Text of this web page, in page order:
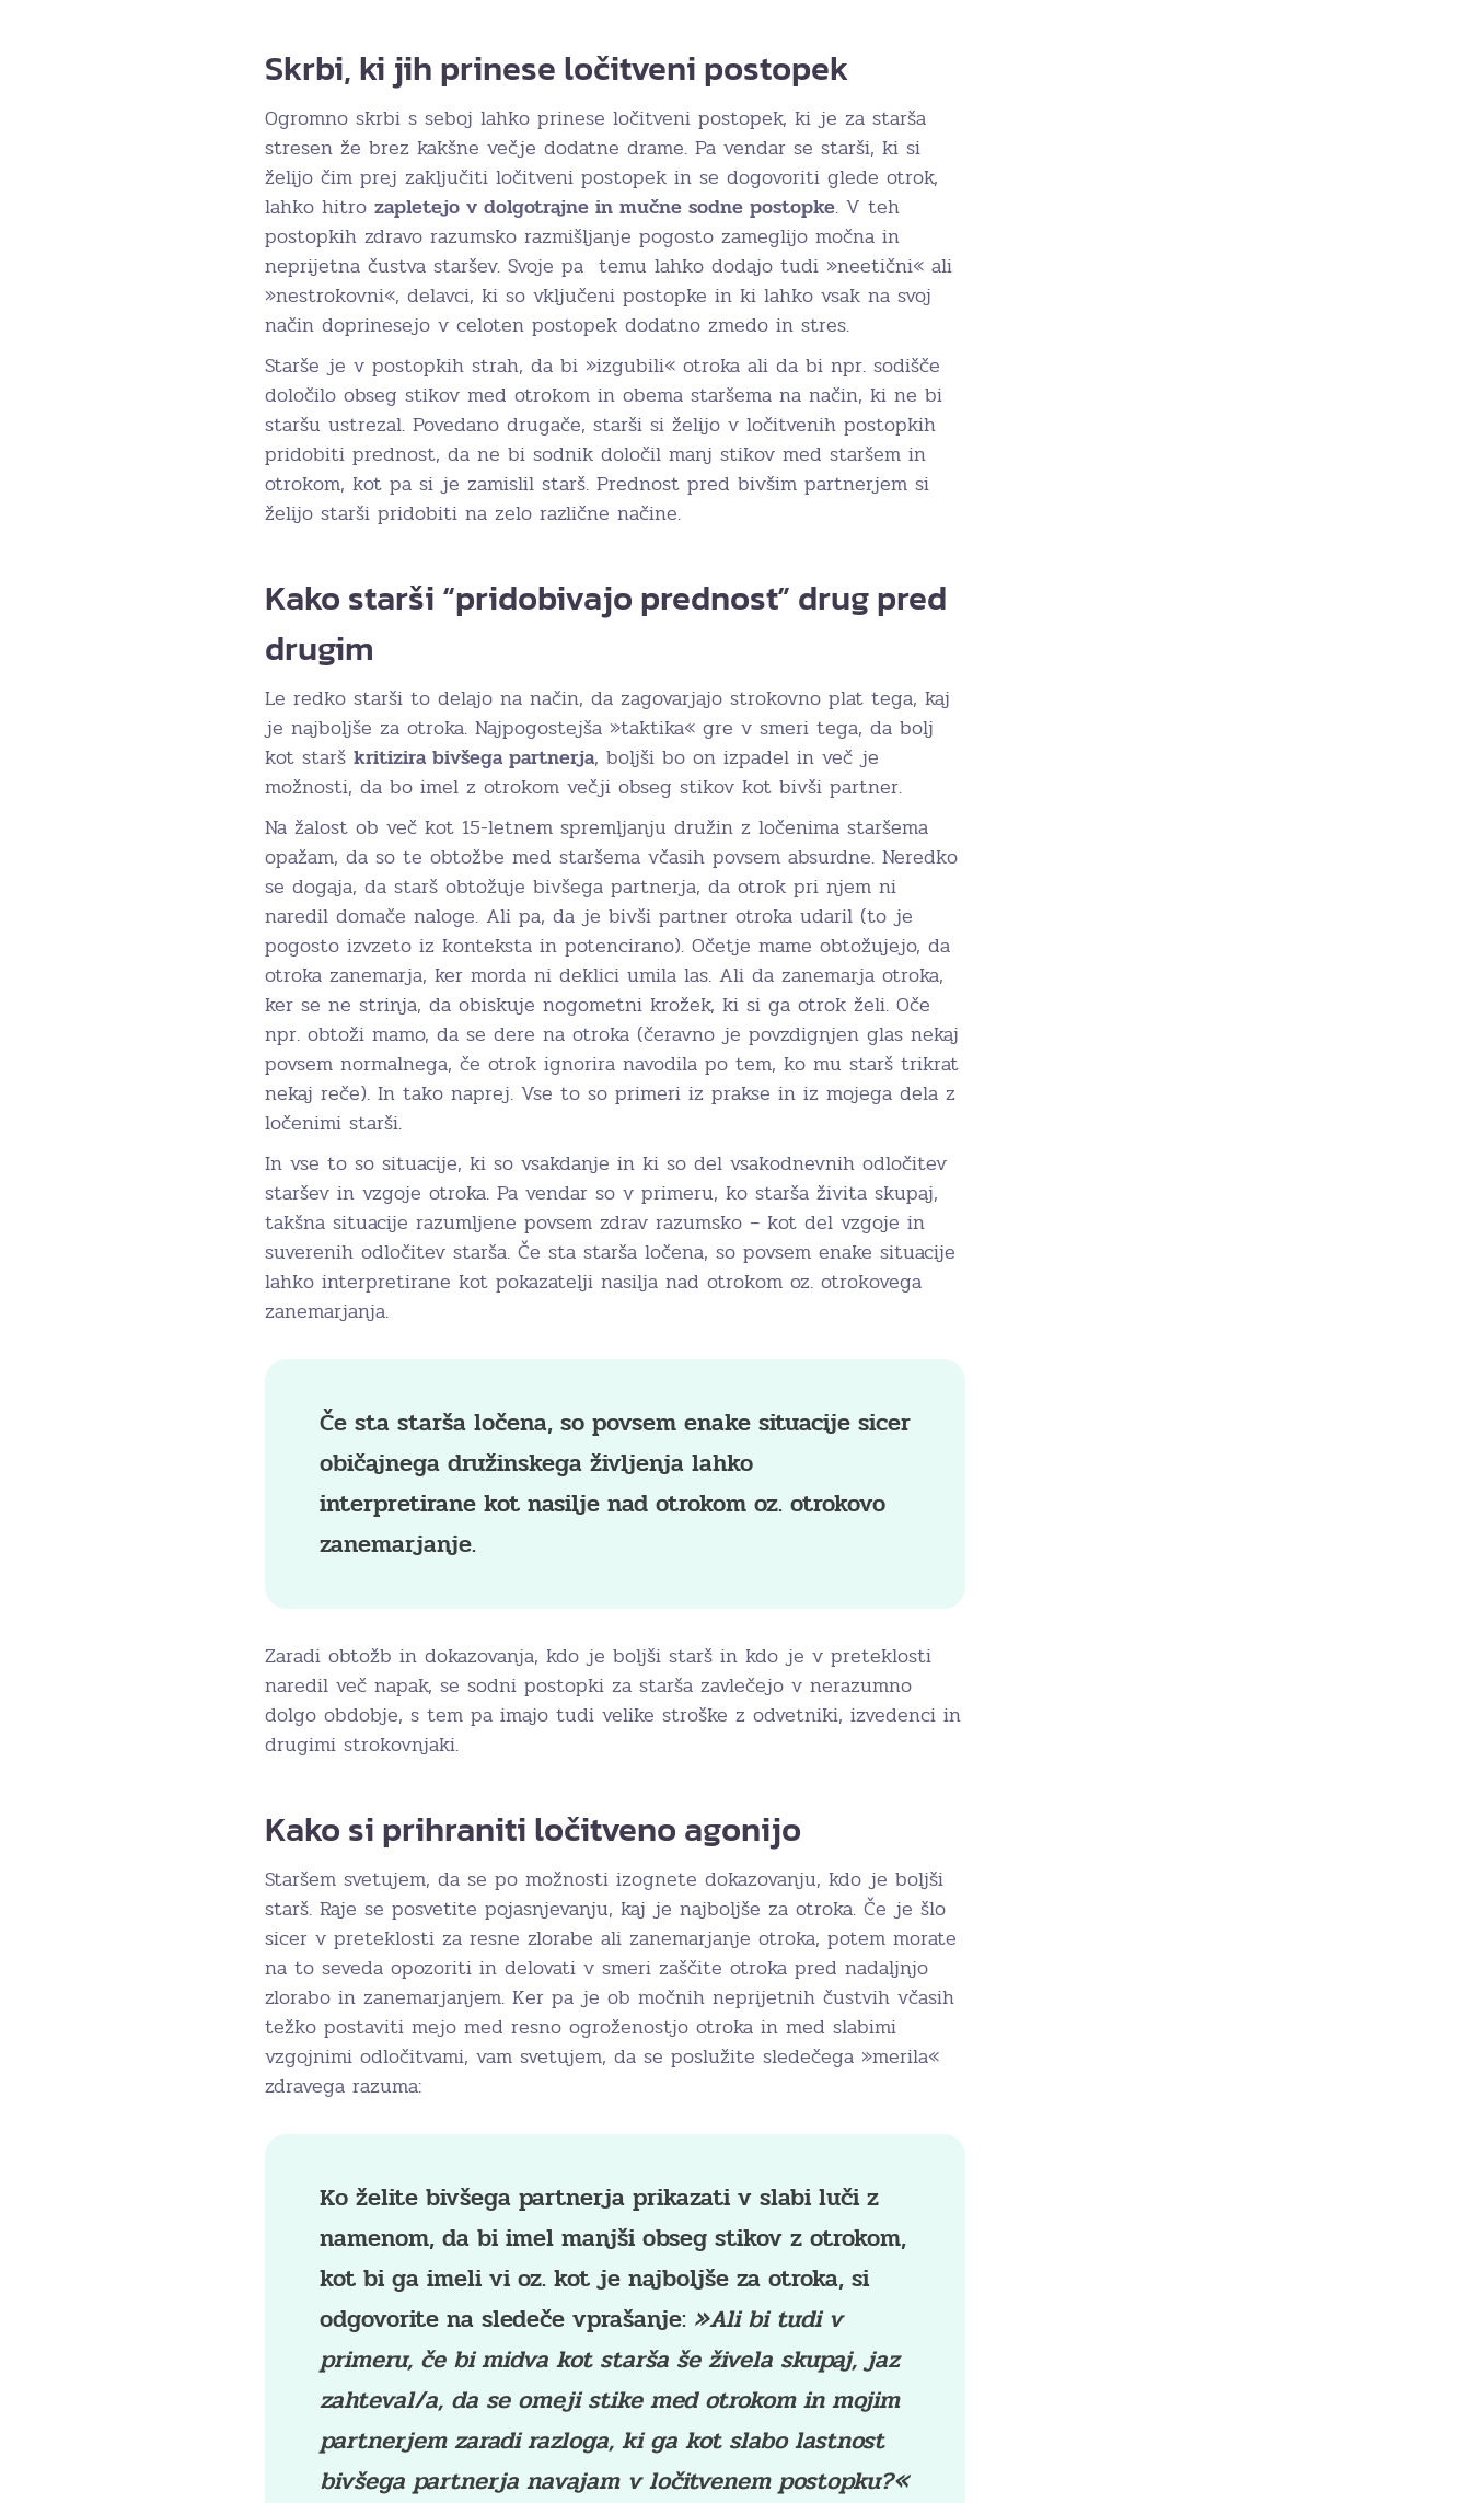
Skrbi, ki jih prinese ločitveni postopek
Ogromno skrbi s seboj lahko prinese ločitveni postopek, ki je za starša
stresen že brez kakšne večje dodatne drame. Pa vendar se starši, ki si
želijo čim prej zaključiti ločitveni postopek in se dogovoriti glede otrok,
lahko hitro zapletejo v dolgotrajne in mučne sodne postopke. V teh
postopkih zdravo razumsko razmišljanje pogosto zameglijo močna in
neprijetna čustva staršev. Svoje pa temu lahko dodajo tudi »neetični« ali
»nestrokovni«, delavci, ki so vključeni postopke in ki lahko vsak na svoj
način doprinesejo v celoten postopek dodatno zmedo in stres.
Starše je v postopkih strah, da bi »izgubili« otroka ali da bi npr. sodišče
določilo obseg stikov med otrokom in obema staršema na način, ki ne bi
staršu ustrezal. Povedano drugače, starši si želijo v ločitvenih postopkih
pridobiti prednost, da ne bi sodnik določil manj stikov med staršem in
otrokom, kot pa si je zamislil starš. Prednost pred bivšim partnerjem si
želijo starši pridobiti na zelo različne načine.
Kako starši “pridobivajo prednost” drug pred
drugim
Le redko starši to delajo na način, da zagovarjajo strokovno plat tega, kaj
je najboljše za otroka. Najpogostejša »taktika« gre v smeri tega, da bolj
kot starš kritizira bivšega partnerja, boljši bo on izpadel in več je
možnosti, da bo imel z otrokom večji obseg stikov kot bivši partner.
Na žalost ob več kot 15-letnem spremljanju družin z ločenima staršema
opažam, da so te obtožbe med staršema včasih povsem absurdne. Neredko
se dogaja, da starš obtožuje bivšega partnerja, da otrok pri njem ni
naredil domače naloge. Ali pa, da je bivši partner otroka udaril (to je
pogosto izvzeto iz konteksta in potencirano). Očetje mame obtožujejo, da
otroka zanemarja, ker morda ni deklici umila las. Ali da zanemarja otroka,
ker se ne strinja, da obiskuje nogometni krožek, ki si ga otrok želi. Oče
npr. obtoži mamo, da se dere na otroka (čeravno je povzdignjen glas nekaj
povsem normalnega, če otrok ignorira navodila po tem, ko mu starš trikrat
nekaj reče). In tako naprej. Vse to so primeri iz prakse in iz mojega dela z
ločenimi starši.
In vse to so situacije, ki so vsakdanje in ki so del vsakodnevnih odločitev
staršev in vzgoje otroka. Pa vendar so v primeru, ko starša živita skupaj,
takšna situacije razumljene povsem zdrav razumsko – kot del vzgoje in
suverenih odločitev starša. Če sta starša ločena, so povsem enake situacije
lahko interpretirane kot pokazatelji nasilja nad otrokom oz. otrokovega
zanemarjanja.
Če sta starša ločena, so povsem enake situacije sicer
običajnega družinskega življenja lahko
interpretirane kot nasilje nad otrokom oz. otrokovo
zanemarjanje.
Zaradi obtožb in dokazovanja, kdo je boljši starš in kdo je v preteklosti
naredil več napak, se sodni postopki za starša zavlečejo v nerazumno
dolgo obdobje, s tem pa imajo tudi velike stroške z odvetniki, izvedenci in
drugimi strokovnjaki.
Kako si prihraniti ločitveno agonijo
Staršem svetujem, da se po možnosti izognete dokazovanju, kdo je boljši
starš. Raje se posvetite pojasnjevanju, kaj je najboljše za otroka. Če je šlo
sicer v preteklosti za resne zlorabe ali zanemarjanje otroka, potem morate
na to seveda opozoriti in delovati v smeri zaščite otroka pred nadaljnjo
zlorabo in zanemarjanjem. Ker pa je ob močnih neprijetnih čustvih včasih
težko postaviti mejo med resno ogroženostjo otroka in med slabimi
vzgojnimi odločitvami, vam svetujem, da se poslužite sledečega »merila«
zdravega razuma:
Ko želite bivšega partnerja prikazati v slabi luči z
namenom, da bi imel manjši obseg stikov z otrokom,
kot bi ga imeli vi oz. kot je najboljše za otroka, si
odgovorite na sledeče vprašanje: »Ali bi tudi v
primeru, če bi midva kot starša še živela skupaj, jaz
zahteval/a, da se omeji stike med otrokom in mojim
partnerjem zaradi razloga, ki ga kot slabo lastnost
bivšega partnerja navajam v ločitvenem postopku?«